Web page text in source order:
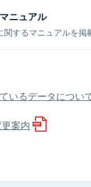
ニュアル
するマニュアルを掲
いるデータについ
案内